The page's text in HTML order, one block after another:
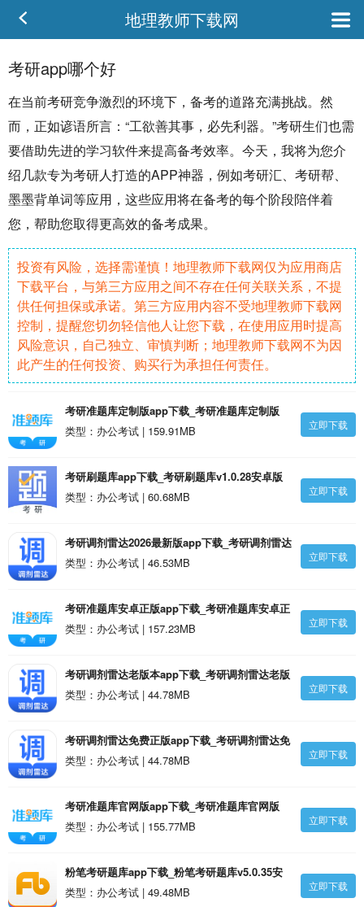
地理教师下载网
考研app哪个好
在当前考研竞争激烈的环境下，备考的道路充满挑战。然
而，正如谚语所言：“工欲善其事，必先利器。”考研生们也需
要借助先进的学习软件来提高备考效率。今天，我将为您介
绍几款专为考研人打造的APP神器，例如考研汇、考研帮、
墨墨背单词等应用，这些应用将在备考的每个阶段陪伴着
您，帮助您取得更高效的备考成果。
投资有风险，选择需谨慎！地理教师下载网仅为应用商店
下载平台，与第三方应用之间不存在任何关联关系，不提
供任何担保或承诺。第三方应用内容不受地理教师下载网
控制，提醒您切勿轻信他人让您下载，在使用应用时提高
风险意识，自己独立、审慎判断；地理教师下载网不为因
此产生的任何投资、购买行为承担任何责任。
考研准题库定制版app下载_考研准题库定制版
v5.55安卓版
类型：办公考试 | 159.91MB 立即下载
考研刷题库app下载_考研刷题库v1.0.28安卓版
类型：办公考试 | 60.68MB
立即下载
考研调剂雷达2026最新版app下载_考研调剂雷达
2026最新版1.3.1安卓版
类型：办公考试 | 46.53MB 立即下载
考研准题库安卓正版app下载_考研准题库安卓正
版v5.53安卓版
类型：办公考试 | 157.23MB 立即下载
考研调剂雷达老版本app下载_考研调剂雷达老版
本1.3.0安卓版
类型：办公考试 | 44.78MB 立即下载
考研调剂雷达免费正版app下载_考研调剂雷达免
费正版1.3.0安卓版
类型：办公考试 | 44.78MB 立即下载
考研准题库官网版app下载_考研准题库官网版
v5.50安卓版
类型：办公考试 | 155.77MB 立即下载
粉笔考研题库app下载_粉笔考研题库v5.0.35安
卓版
类型：办公考试 | 49.48MB 立即下载